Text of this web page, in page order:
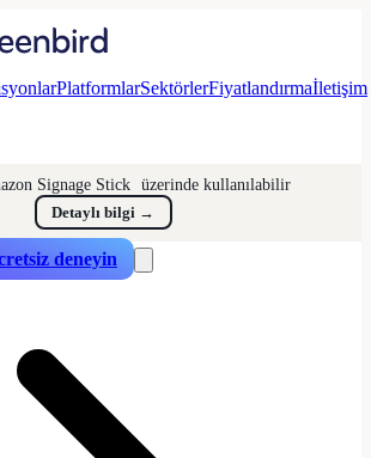
PlatformlarSektörlerFiyatlandırmaİletişim
deneyin
üzerinde kullanılabilir
Detaylı bilgi →